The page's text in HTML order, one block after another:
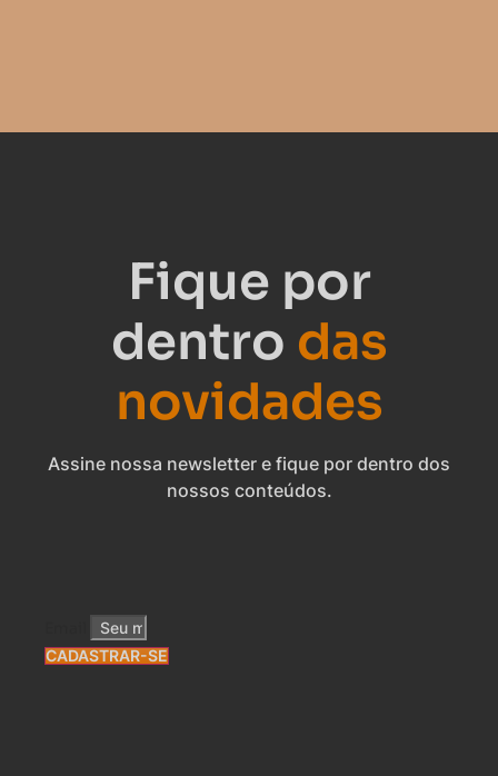
Fique por
dentro das
novidades
Assine nossa newsletter e fique por dentro dos
nossos conteúdos.
CADASTRAR-SE